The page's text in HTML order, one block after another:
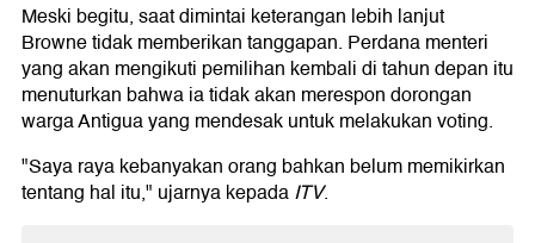
Meski begitu, saat dimintai keterangan lebih lanjut
Browne tidak memberikan tanggapan. Perdana menteri
yang akan mengikuti pemilihan kembali di tahun depan itu
menuturkan bahwa ia tidak akan merespon dorongan
warga Antigua yang mendesak untuk melakukan voting.
"Saya raya kebanyakan orang bahkan belum memikirkan
tentang hal itu," ujarnya kepadaITV.